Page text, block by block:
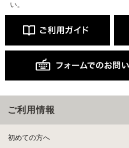
い。
ご利用情報
初めての方へ